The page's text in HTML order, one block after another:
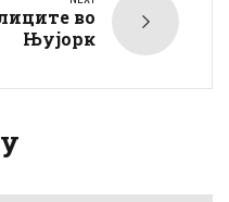
во
Њујорк